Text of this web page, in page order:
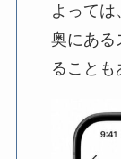
よっては
奥にある
ることも